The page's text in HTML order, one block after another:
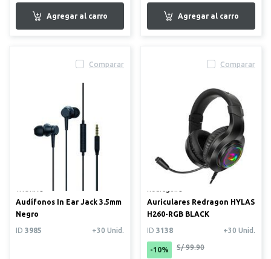
Comparar
Audífonos In Ear Jack 3.5mm
Negro
ID 3985 +30 Unid.
Comparar
Auriculares Redragon HYLAS
H260-RGB BLACK
ID 3138 +30 Unid.
-10% S/ 99.90